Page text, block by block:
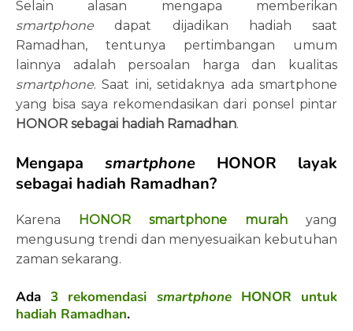
Selain alasan mengapa memberikan
smartphone dapat dijadikan hadiah saat
Ramadhan, tentunya pertimbangan umum
lainnya adalah persoalan harga dan kualitas
smartphone. Saat ini, setidaknya ada smartphone
yang bisa saya rekomendasikan dari ponsel pintar
HONOR sebagai hadiah Ramadhan.
Mengapa smartphone HONOR layak
sebagai hadiah Ramadhan?
Karena HONOR smartphone murah yang
mengusung trendi dan menyesuaikan kebutuhan
zaman sekarang.
Ada3 rekomendasi smartphoneHONOR untuk
hadiah Ramadhan.